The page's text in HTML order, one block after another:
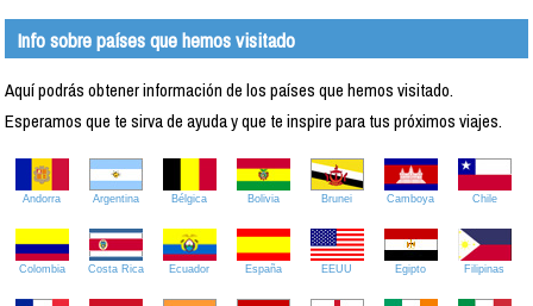
Info sobre países que hemos visitado
Aquí podrás obtener información de los países que hemos visitado.
Esperamos que te sirva de ayuda y que te inspire para tus próximos viajes.
Andorra Argentina Bélgica Bolivia Brunei Camboya Chile
Colombia Costa Rica Ecuador España EEUU Egipto Filipinas